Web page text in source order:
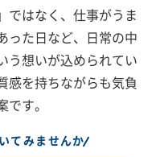
ではなく、仕事がうま
った日など、日常の中
う想いが込められてい
感を持ちながらも気負
です。
てみませんか